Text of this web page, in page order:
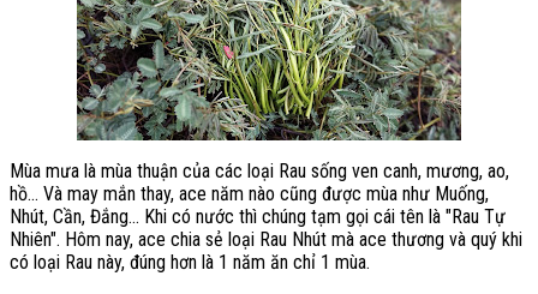
Mùa mưa là mùa thuận của các loại Rau sống ven canh, mương, ao,
hồ... Và may mắn thay, ace năm nào cũng được mùa như Muống,
Nhút, Cần, Đắng... Khi có nước thì chúng tạm gọi cái tên là "Rau Tự
Nhiên". Hôm nay, ace chia sẻ loại Rau Nhút mà ace thương và quý khi
có loại Rau này, đúng hơn là 1 năm ăn chỉ 1 mùa.